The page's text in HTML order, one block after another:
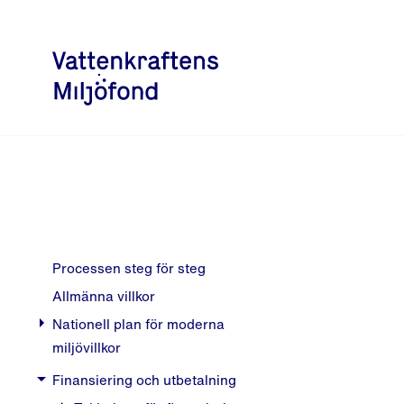
Processen steg för steg
Allmänna villkor
arrow_right Nationell plan för moderna
miljövillkor
Bakgrund
arrow_right Finansiering och utbetalning